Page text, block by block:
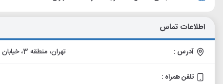
اطلاعات تماس
آدرس : تهران، منطقه 3، خیابان آفریقا (جردن)، زیر پل میرداماد، نرسیده به مدرس جنوب
تلفن همراه :